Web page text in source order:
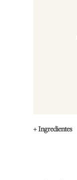
+ Ingredientes